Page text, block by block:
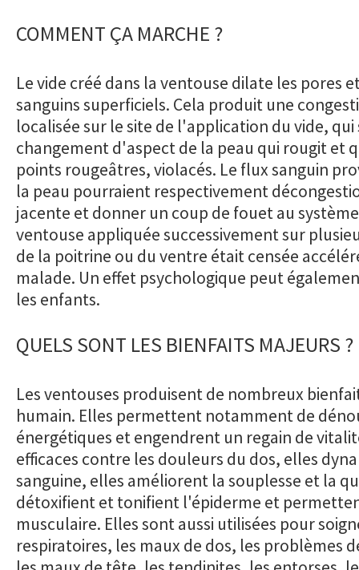
COMMENT ÇA MARCHE ?
Le vide créé dans la ventouse dilate les pores
sanguins superficiels. Cela produit une
localisée sur le site de l'application du vide, qui
changement d'aspect de la peau qui rougit et
points rougeâtres, violacés. Le flux sanguin
la peau pourraient respectivement
jacente et donner un coup de fouet au
ventouse appliquée successivement sur
de la poitrine ou du ventre était censée
malade. Un effet psychologique peut
les enfants.
QUELS SONT LES BIENFAITS MAJEURS ?
Les ventouses produisent de nombreux
humain. Elles permettent notamment de
énergétiques et engendrent un regain de
efficaces contre les douleurs du dos, elles
sanguine, elles améliorent la souplesse et la
détoxifient et tonifient l'épiderme et
musculaire. Elles sont aussi utilisées pour
respiratoires, les maux de dos, les problèmes